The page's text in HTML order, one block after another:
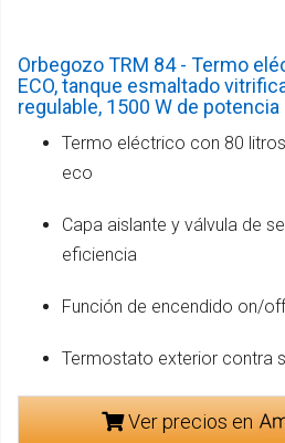
Orbegozo TRM 84 - Termo
ECO, tanque esmaltado
regulable, 1500 W de potencia
Termo eléctrico con 80
eco
Capa aislante y válvula de
eficiencia
Función de encendido on/off
Termostato exterior contra
Ver precios en